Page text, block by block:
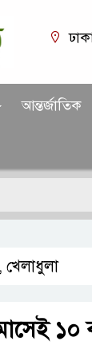
আন্তর্জাতিক
, খেলাধুলা
১০